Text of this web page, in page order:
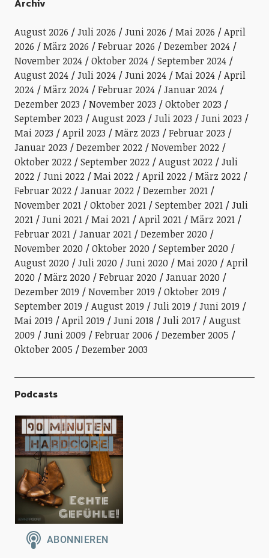
Archiv
August 2026 Juli 2026 Juni 2026 Mai 2026
April
2026
März 2026 Februar 2026
Dezember 2024
November 2024
Oktober 2024
September 2024
August 2024
Juli 2024 Juni 2024 Mai 2024
April
2024
März 2024 Februar 2024
Januar 2024
Dezember 2023
November 2023
Oktober 2023
September 2023
August 2023 Juli 2023
Juni 2023
Mai 2023
April 2023 März 2023
Februar 2023
Januar 2023
Dezember 2022
November 2022
Oktober 2022
September 2022 August 2022
Juli
2022
Juni 2022 Mai 2022 April 2022
März 2022
Februar 2022
Januar 2022
Dezember 2021
November 2021
Oktober 2021 September 2021
Juli
2021
Juni 2021 Mai 2021 April 2021
März 2021
Februar 2021
Januar 2021
Dezember 2020
November 2020
Oktober 2020
September 2020
August 2020
Juli 2020 Juni 2020 Mai 2020
April
2020
März 2020 Februar 2020
Januar 2020
Dezember 2019
November 2019
Oktober 2019
September 2019
August 2019 Juli 2019
Juni 2019
Mai 2019
April 2019 Juni 2018 Juli 2017
August
2009
Juni 2009 Februar 2006
Dezember 2005
Oktober 2005
Dezember 2003
Podcasts